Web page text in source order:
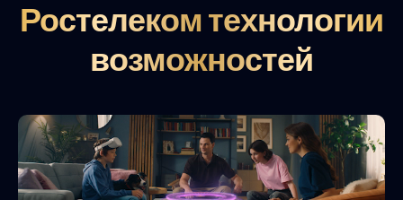
Ростелеком технологии
возможностей